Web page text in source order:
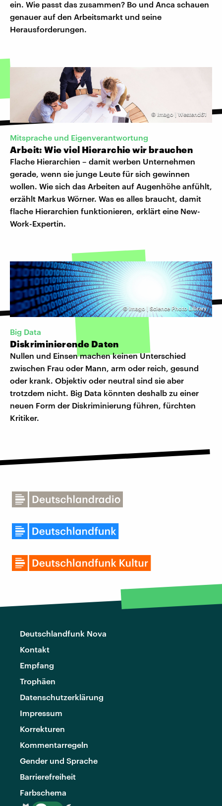
ein. Wie passt das zusammen? Bo und Anca schauen
genauer auf den Arbeitsmarkt und seine
Herausforderungen.
© Imago | Westend61
Mitsprache und Eigenverantwortung
Arbeit: Wie viel Hierarchie wir brauchen
Flache Hierarchien – damit werben Unternehmen
gerade, wenn sie junge Leute für sich gewinnen
wollen. Wie sich das Arbeiten auf Augenhöhe anfühlt,
erzählt Markus Wörner. Was es alles braucht, damit
flache Hierarchien funktionieren, erklärt eine New-
Work-Expertin.
©imago | Science Photo Library
Big Data
Diskriminierende Daten
Nullen und Einsen machen keinen Unterschied
zwischen Frau oder Mann, arm oder reich, gesund
oder krank. Objektiv oder neutral sind sie aber
trotzdem nicht. Big Data könnten deshalb zu einer
neuen Form der Diskriminierung führen, fürchten
Kritiker.
Deutschlandfunk Nova
Kontakt
Empfang
Trophäen
Datenschutzerklärung
Impressum
Korrekturen
Kommentarregeln
Gender und Sprache
Barrierefreiheit
Farbschema